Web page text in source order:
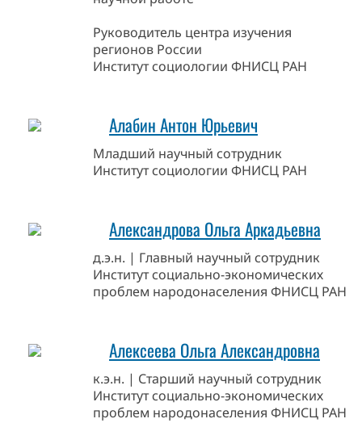
Руководитель центра изучения
регионов России
Институт социологии ФНИСЦ РАН
Алабин Антон Юрьевич
Младший научный сотрудник
Институт социологии ФНИСЦ РАН
Александрова Ольга Аркадьевна
д.э.н. | Главный научный сотрудник
Институт социально-экономических
проблем народонаселения ФНИСЦ РАН
Алексеева Ольга Александровна
к.э.н. | Старший научный сотрудник
Институт социально-экономических
проблем народонаселения ФНИСЦ РАН